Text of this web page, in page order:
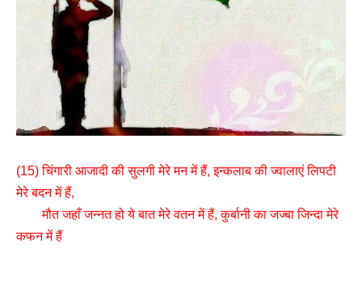
(15) चिंगारी आजादी की सुलगी मेरे मन में हैं, इन्कलाब की ज्वालाएं लिपटी
मेरे बदन में हैं,
मौत जहाँ जन्नत हो ये बात मेरे वतन में हैं, कुर्बानी का जज्बा जिन्दा मेरे
कफन में हैं